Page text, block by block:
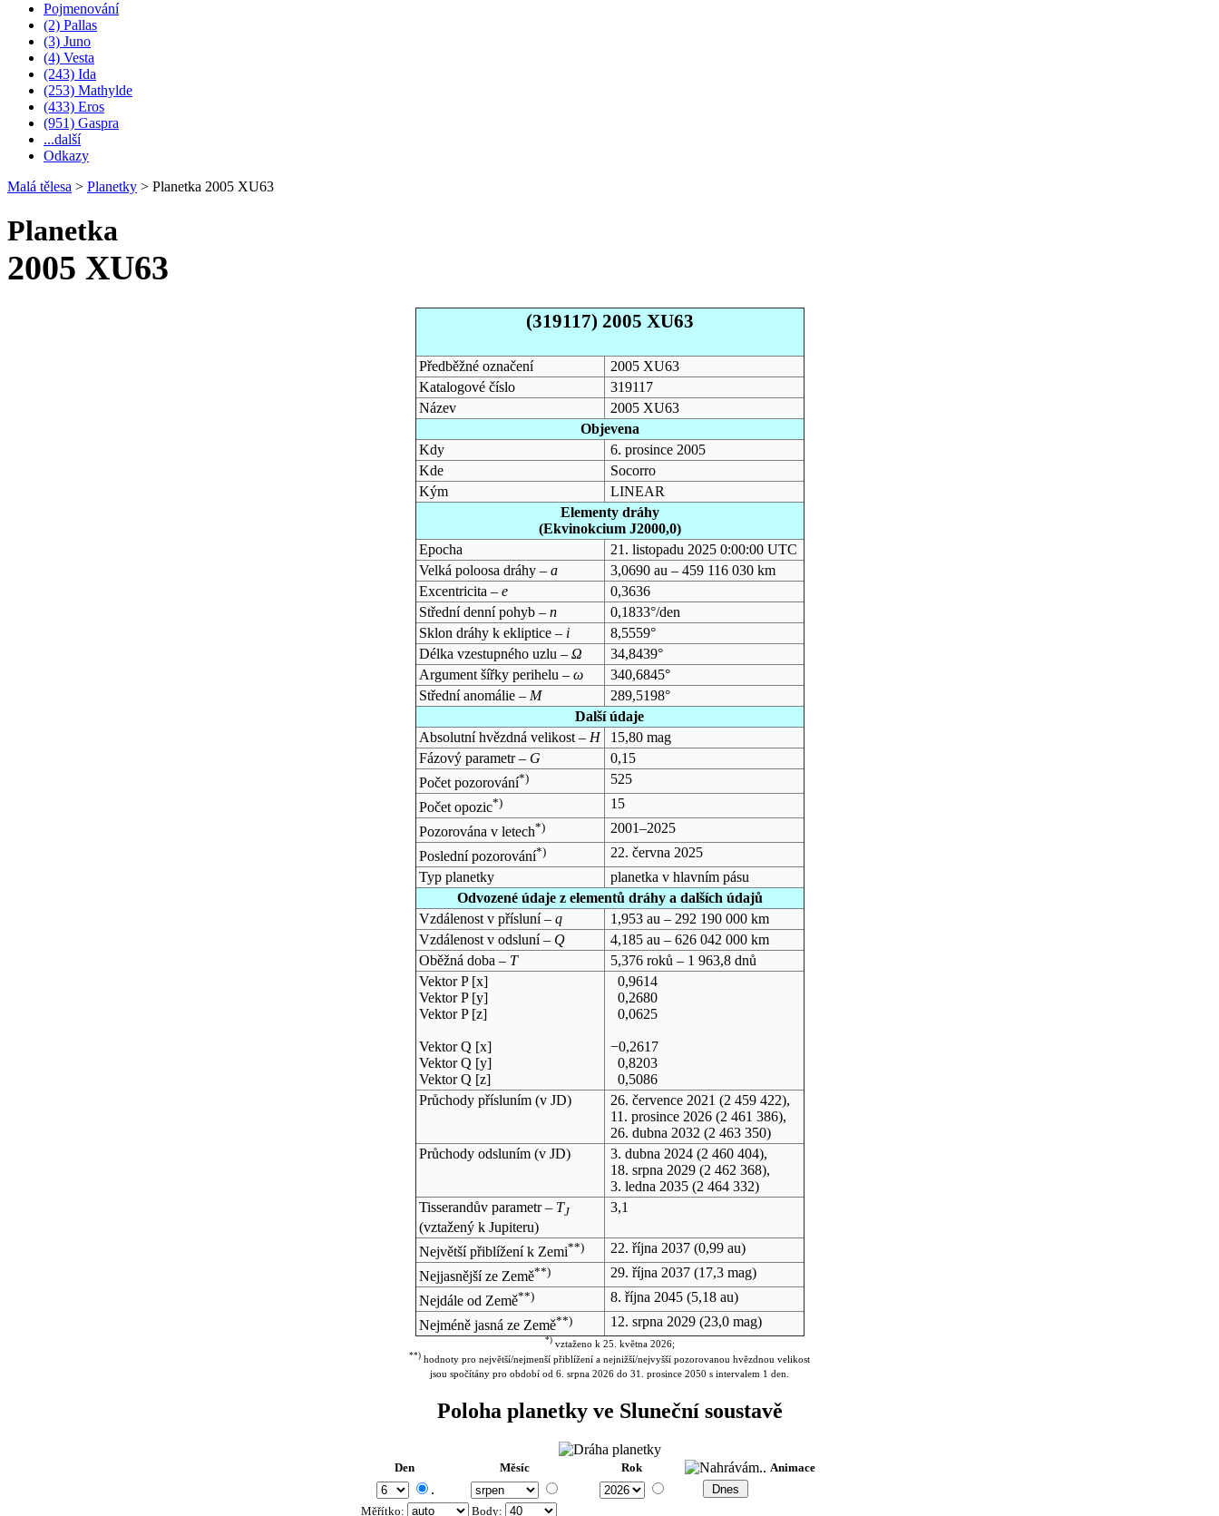
Pojmenování
(2) Pallas
(3) Juno
(4) Vesta
(243) Ida
(253) Mathylde
(433) Eros
(951) Gaspra
...další
Odkazy
Malá tělesa > Planetky > Planetka 2005 XU63
Planetka
2005 XU63
(319117) 2005 XU63
Předběžné označení
2005 XU63
Katalogové číslo
319117
Název
2005 XU63
Objevena
Kdy
6. prosince 2005
Kde
Socorro
Kým
LINEAR
Elementy dráhy
(Ekvinokcium J2000,0)
Epocha
21. listopadu 2025 0:00:00 UTC
Velká poloosa dráhy – a
3,0690 au – 459 116 030 km
Excentricita – e
0,3636
Střední denní pohyb – n
0,1833°/den
Sklon dráhy k ekliptice – i
8,5559°
Délka vzestupného uzlu – Ω
34,8439°
Argument šířky perihelu – ω
340,6845°
Střední anomálie – M
289,5198°
Další údaje
Absolutní hvězdná velikost – H
15,80 mag
Fázový parametr – G
0,15
Počet pozorování*)
525
Počet opozic*)
15
Pozorována v letech*)
2001–2025
Poslední pozorování*)
22. června 2025
Typ planetky
planetka v hlavním pásu
Odvozené údaje z elementů dráhy a dalších údajů
Vzdálenost v přísluní – q
1,953 au – 292 190 000 km
Vzdálenost v odsluní – Q
4,185 au – 626 042 000 km
Oběžná doba – T
5,376 roků – 1 963,8 dnů
Vektor P [x]
Vektor P [y]
Vektor P [z]
Vektor Q [x]
Vektor Q [y]
Vektor Q [z]
0,9614
0,2680
0,0625
−0,2617
0,8203
0,5086
Průchody přísluním (v JD) 26. července 2021 (2 459 422),
11. prosince 2026(2 461 386),
26. dubna 2032 (2 463 350)
Průchody odsluním (v JD) 3. dubna 2024(2 460 404),
18. srpna 2029(2 462 368),
3. ledna 2035(2 464 332)
Tisserandův parametr – TJ
(vztažený k Jupiteru)
3,1
Největší přiblížení k Zemi**) 22. října 2037(0,99 au)
Nejjasnější ze Země**) 29. října 2037(17,3 mag)
Nejdále od Země**) 8. října 2045(5,18 au)
Nejméně jasná ze Země**) 12. srpna 2029(23,0 mag)
*)vztaženo k 25. května 2026;
**) hodnoty pro největší/nejmenší přiblížení a nejnižší/nejvyšší pozorovanou hvězdnou velikost
jsou spočítány pro období od 6. srpna 2026 do 31. prosince 2050 s intervalem 1 den.
Poloha planetky ve Sluneční soustavě
Den Měsíc Rok Animace
.
Měřítko: Body: